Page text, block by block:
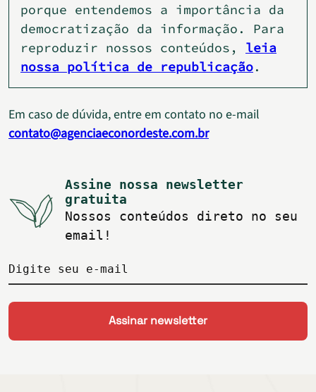
porque entendemos a importância da
democratização da informação. Para
reproduzir nossos conteúdos, leia
nossa política de republicação.
Em caso de dúvida, entre em contato no e-mail
contato@agenciaeconordeste.com.br
Assine nossa newsletter
gratuita
Nossos conteúdos direto no seu
email!
Digite seu e-mail